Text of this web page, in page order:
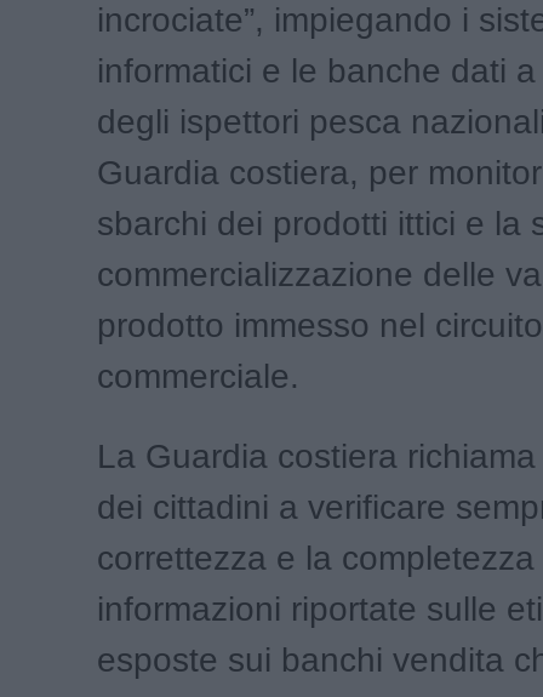
incrociate”, impiegando i
informatici e le banche dati
degli ispettori pesca
Guardia costiera, per
sbarchi dei prodotti ittici e la
commercializzazione delle
prodotto immesso nel circuito
commerciale.
La Guardia costiera richiama
dei cittadini a verificare
correttezza e la
informazioni riportate sulle
esposte sui banchi vendita